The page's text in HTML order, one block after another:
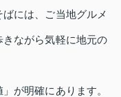
には、ご当地グルメ
ながら気軽に地元の
が明確にあります。